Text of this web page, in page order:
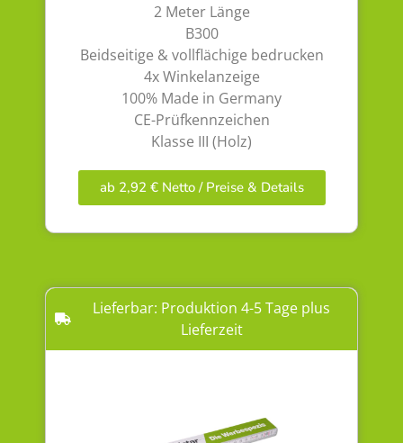
2 Meter Länge
B300
Beidseitige & vollflächige bedrucken
4x Winkelanzeige
100% Made in Germany
CE-Prüfkennzeichen
Klasse III (Holz)
ab 2,92 € Netto / Preise & Details
Lieferbar: Produktion 4-5 Tage plus
Lieferzeit